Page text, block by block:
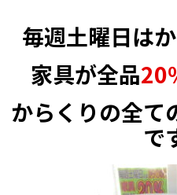
毎週土曜日は
家具が全品20
からくりの全て
で